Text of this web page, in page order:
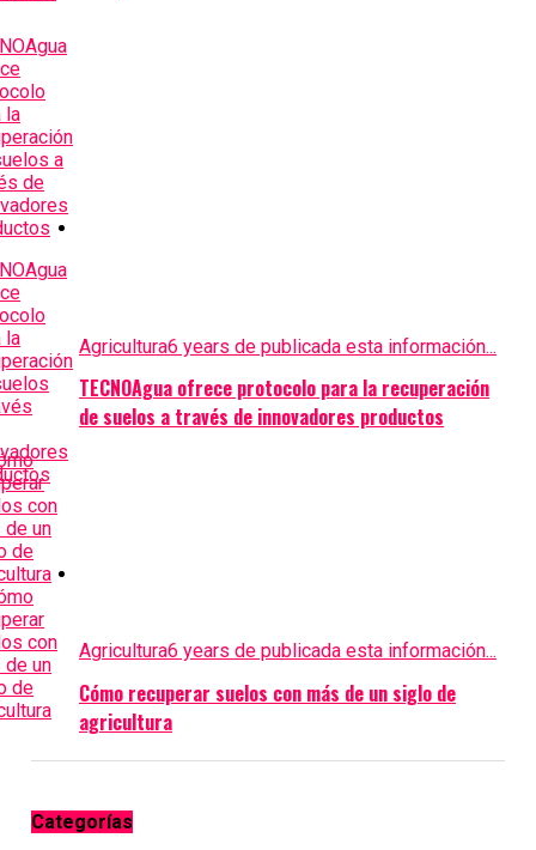
Agricultura6 years de publicada esta información...
TECNOAgua ofrece protocolo para la recuperación
de suelos a través de innovadores productos
Agricultura6 years de publicada esta información...
Cómo recuperar suelos con más de un siglo de
agricultura
Categorías